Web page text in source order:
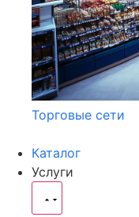
Торговые сети
Каталог
Услуги